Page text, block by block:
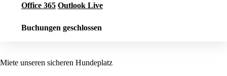
Office 365 Outlook Live
Buchungen geschlossen
Miete unseren sicheren Hundeplatz